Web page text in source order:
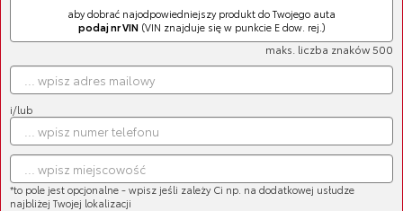
Cena brutto:145,80 zł
Cena netto:118,54 zł
maks. liczba znaków 500
aby dobrać najodpowiedniejszy produkt do Twojego auta
podaj nr VIN(VIN znajduje się w punkcie E dow. rej.)
i/lub
*to pole jest opcjonalne - wpisz jeśli zależy Ci np. na dodatkowej usłudze
najbliżej Twojej lokalizacji